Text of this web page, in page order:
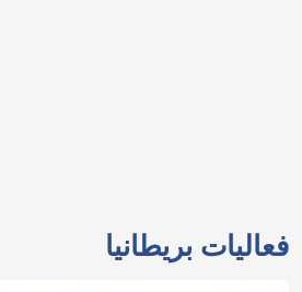
فعاليات بريطانيا